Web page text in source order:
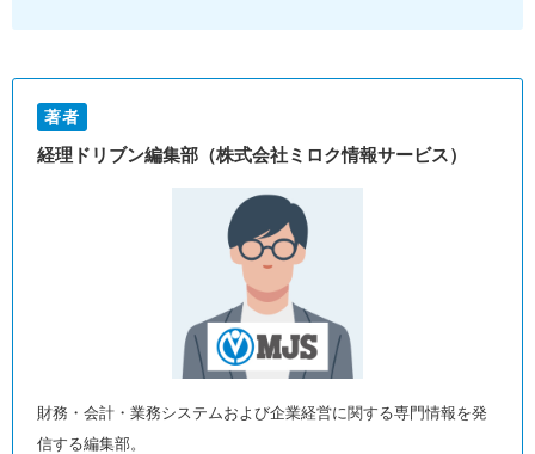
著者
経理ドリブン編集部（株式会社ミロク情報サービス）
財務・会計・業務システムおよび企業経営に関する専門情報を発
信する編集部。